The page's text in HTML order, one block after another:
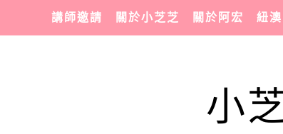
講師邀請 關於小芝芝 關於阿宏 紐
小